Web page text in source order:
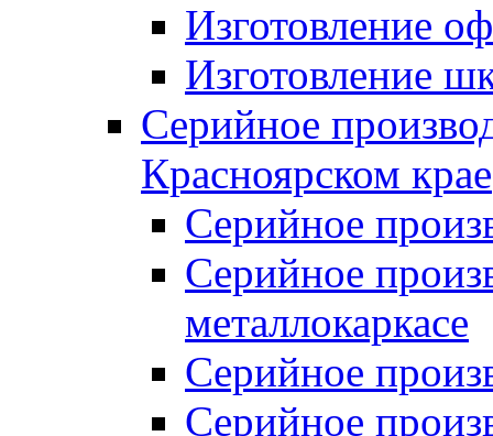
Изготовление
Изготовление
Серийное
Красноярском крае
Серийное
Серийное
металлокаркасе
Серийное
Серийное